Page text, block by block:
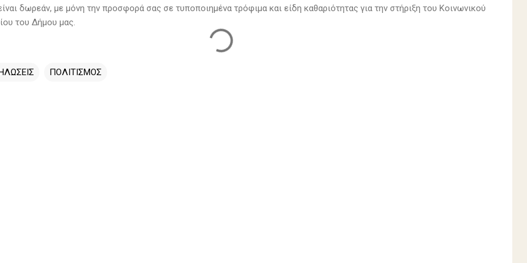
δωρεάν, με μόνη την προσφορά σας σε τυποποιημένα τρόφιμα και είδη καθαριότητας για την στήριξη του Κοινωνικού
του Δήμου μας.
ΠΟΛΙΤΙΣΜΟΣ